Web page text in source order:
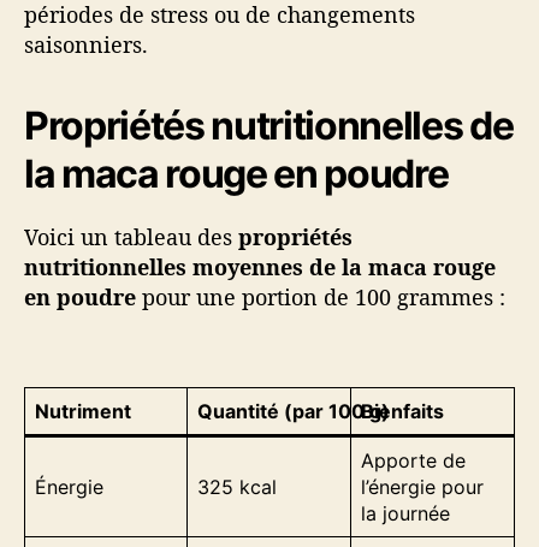
périodes de stress ou de changements
saisonniers.
Propriétés nutritionnelles de
la maca rouge en poudre
Voici un tableau des propriétés
nutritionnelles moyennes de la maca rouge
en poudre pour une portion de 100 grammes :
Nutriment Quantité (par 100 g)Bienfaits
Énergie 325 kcal
Apporte de
l’énergie pour
la journée